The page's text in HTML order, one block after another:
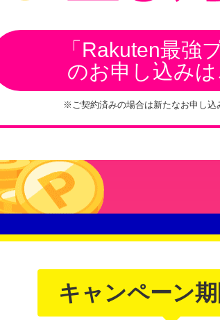
「Rakuten最強
のお申し込み
※ご契約済みの場合は新たなお申し込
キャンペーン